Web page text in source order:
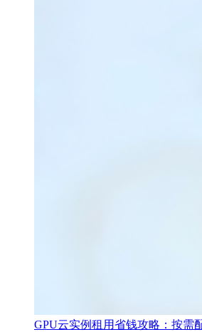
GPU云实例租用省钱攻略：按需